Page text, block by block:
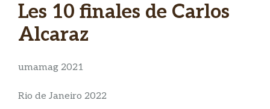
Les 10 finales de Carlos
Alcaraz
umamag 2021
Rio de Janeiro 2022